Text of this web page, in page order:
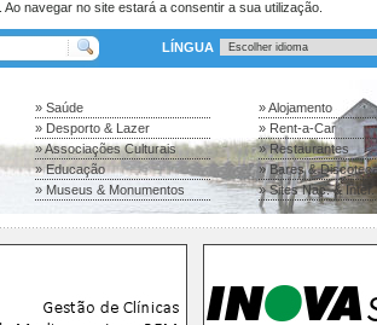
. Ao navegar no site estará a consentir a sua utilização.
LÍNGUA
» Saúde
» Desporto & Lazer
» Associações Culturais
» Educação
» Museus & Monumentos
» Alojamento
» Rent-a-Car
» Restaurantes
» Bares &
» Sites Nac. & Inter.